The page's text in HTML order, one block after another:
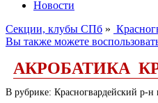
Новости
Секции, клубы СПб »
Вы также можете
АКРОБАТИКА
В рубрике: Красногвардейский р-н